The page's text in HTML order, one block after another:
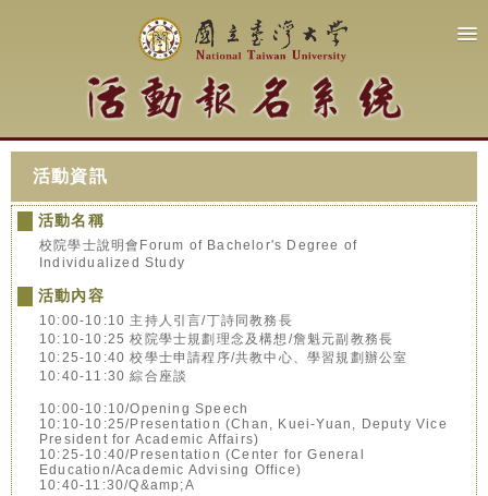
活動資訊
活動名稱
校院學士說明會Forum of Bachelor's Degree of
Individualized Study
活動內容
10:00-10:10 主持人引言/丁詩同教務長
10:10-10:25 校院學士規劃理念及構想/詹魁元副教務長
10:25-10:40 校學士申請程序/共教中心、學習規劃辦公室
10:40-11:30 綜合座談
10:00-10:10/Opening Speech
10:10-10:25/Presentation (Chan, Kuei-Yuan, Deputy Vice
President for Academic Affairs)
10:25-10:40/Presentation (Center for General
Education/Academic Advising Office)
10:40-11:30/Q&amp;A